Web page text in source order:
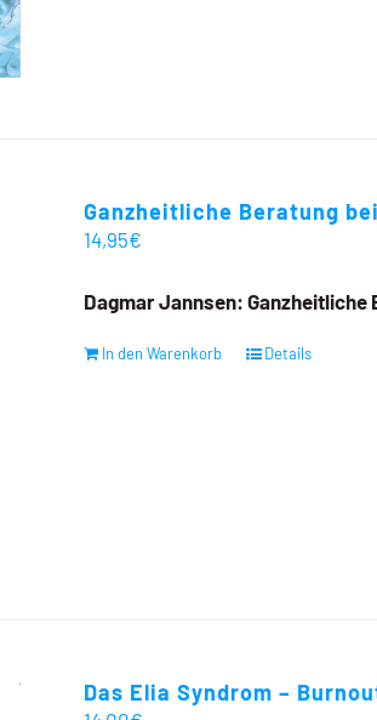
Ganzheitliche Beratung
14,95€
Dagmar Jannsen: Ganzheitliche
In den Warenkorb Details
Das Elia Syndrom –